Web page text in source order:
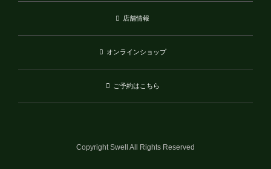
店舗情報
オンラインショップ
ご予約はこちら
Copyright Swell All Rights Reserved